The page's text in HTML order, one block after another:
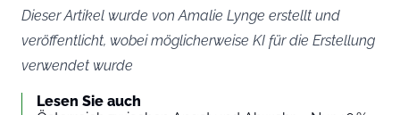
Dieser Artikel wurde von Amalie Lynge erstellt und
veröffentlicht, wobei möglicherweise KI für die Erstellung
verwendet wurde
Lesen Sie auch